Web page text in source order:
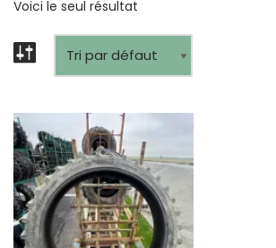
Voici le seul résultat